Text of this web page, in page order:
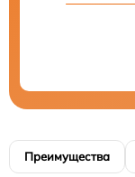
Преимущества